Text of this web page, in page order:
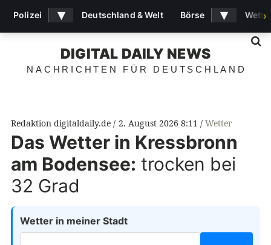
DIGITAL DAILY NEWS
NACHRICHTEN FÜR DEUTSCHLAND
Redaktion digitaldaily.de 2. August 2026 8:11 Wetter
Das Wetter in Kressbronn
am Bodensee: trocken bei
32 Grad
Wetter in meiner Stadt
Polizei ▾ Deutschland & Welt Börse ▾ ›